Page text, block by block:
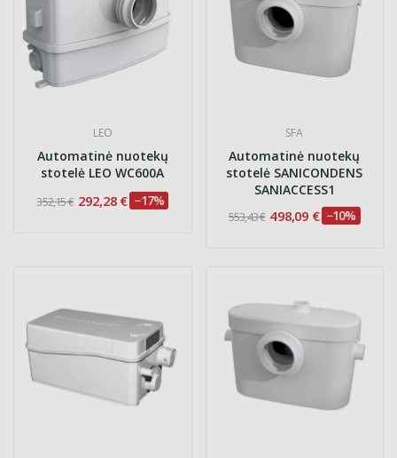
LEO
Automatinė nuotekų
stotelė LEO WC600A
352,15 € 292,28 € −17%
SFA
Automatinė nuotekų
stotelė SANICONDENS
SANIACCESS1
553,43 € 498,09 € −10%